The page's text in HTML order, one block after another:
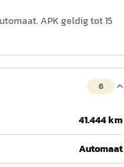
APK geldig tot 15
6
41.444 km
Automaat